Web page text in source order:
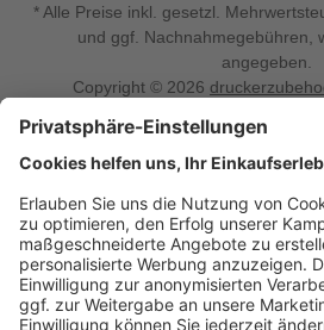
* Alle Preise inkl. gesetzl.
und ggf. Nachnahmegebühren,
angegeben.
Copyright © 2026
Vertrag
Druckerzubehoer.de – preiswerte
Sie sind auf der Suche nach dem
oder Zubehör für das Büro, den
Smartphone? Dann sind Sie bei
richtig! Unser breites Sortiment
und Toner für alle gängigen
kleiner Hersteller. Zugleich sind wir